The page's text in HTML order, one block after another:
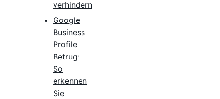
verhindern
Google
Business
Profile
Betrug:
So
erkennen
Sie